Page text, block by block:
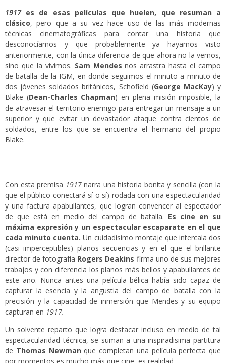
1917 es de esas películas que huelen, que resuman a
clásico, pero que a su vez hace uso de las más modernas
técnicas cinematográficas para contar una historia que
desconocíamos y que probablemente ya hayamos visto
anteriormente, con la única diferencia de que ahora no la vemos,
sino que la vivimos. Sam Mendes nos arrastra hasta el campo
de batalla de la IGM, en donde seguimos el minuto a minuto de
dos jóvenes soldados británicos, Schofield (George MacKay) y
Blake (Dean-Charles Chapman) en plena misión imposible, la
de atravesar el territorio enemigo para entregar un mensaje a un
superior y que evitar un devastador ataque contra cientos de
soldados, entre los que se encuentra el hermano del propio
Blake.
Con esta premisa 1917narra una historia bonita y sencilla (con la
que el público conectará sí o sí) rodada con una espectacularidad
y una factura apabullantes, que logran convencer al espectador
de que está en medio del campo de batalla. Es cine en su
máxima expresión y un espectacular escaparate en el que
cada minuto cuenta. Un cuidadisimo montaje que intercala dos
(casi imperceptibles) planos secuencias y en el que el brillante
director de fotografía Rogers Deakins firma uno de sus mejores
trabajos y con diferencia los planos más bellos y apabullantes de
este año. Nunca antes una película bélica había sido capaz de
capturar la esencia y la angustia del campo de batalla con la
precisión y la capacidad de inmersión que Mendes y su equipo
capturan en 1917.
Un solvente reparto que logra destacar incluso en medio de tal
espectacularidad técnica, se suman a una inspiradisima partitura
de Thomas Newman que completan una película perfecta que